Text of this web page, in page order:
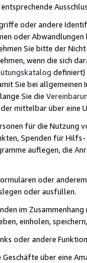
oder andere
oder
Sie bitte der
wenn die sich
definiert)
Sie bei
Sie die
mittelbar über eine
für die Nutzung
Spenden für
auflegen, die
oder
oder ausfüllen.
im
einholen,
oder andere
über eine